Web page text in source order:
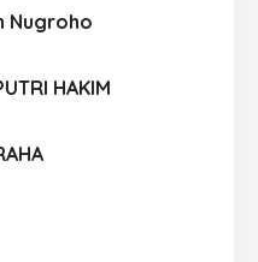
Nugroho
HAKIM